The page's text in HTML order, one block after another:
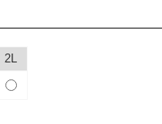
2L